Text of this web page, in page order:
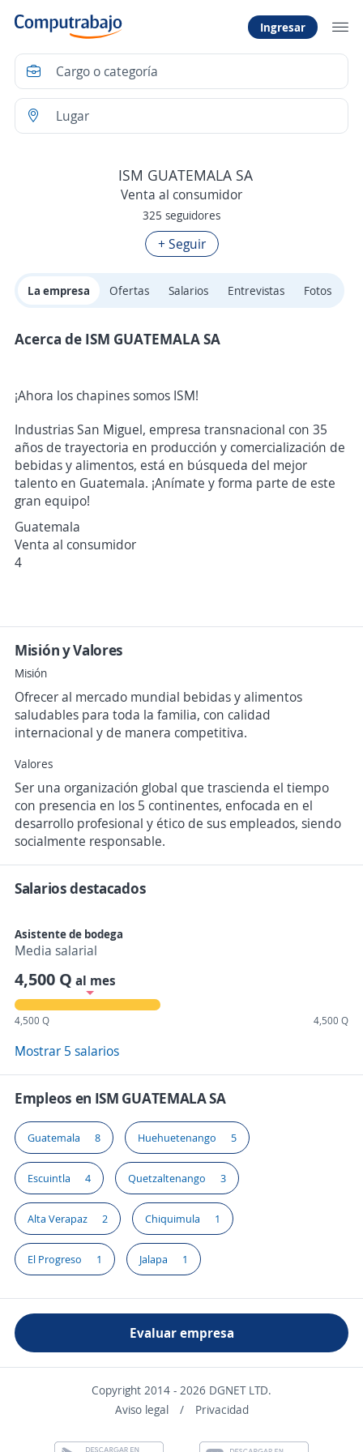
Ingresar
ISM GUATEMALA SA
Venta al consumidor
325 seguidores
+ Seguir
La empresa Ofertas Salarios Entrevistas Fotos
Acerca de ISM GUATEMALA SA
¡Ahora los chapines somos ISM!
Industrias San Miguel, empresa transnacional con 35
años de trayectoria en producción y comercialización de
bebidas y alimentos, está en búsqueda del mejor
talento en Guatemala. ¡Anímate y forma parte de este
gran equipo!
Guatemala
Venta al consumidor
4
Misión y Valores
Misión
Ofrecer al mercado mundial bebidas y alimentos
saludables para toda la familia, con calidad
internacional y de manera competitiva.
Valores
Ser una organización global que trascienda el tiempo
con presencia en los 5 continentes, enfocada en el
desarrollo profesional y ético de sus empleados, siendo
socialmente responsable.
Salarios destacados
Asistente de bodega
Media salarial
4,500 Q al mes
4,500 Q 4,500 Q
Mostrar 5 salarios
Empleos en ISM GUATEMALA SA
Guatemala 8 Huehuetenango 5
Escuintla 4 Quetzaltenango 3
Alta Verapaz 2 Chiquimula 1
El Progreso 1 Jalapa 1
Evaluar empresa
Copyright 2014 - 2026 DGNET LTD.
Aviso legal
/ Privacidad